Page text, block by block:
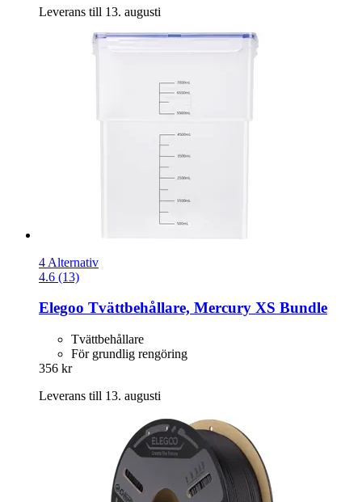
Leverans till 13. augusti
4 Alternativ
4.6 (13)
Elegoo Tvättbehållare, Mercury XS Bundle
Tvättbehållare
För grundlig rengöring
356 kr
Leverans till 13. augusti